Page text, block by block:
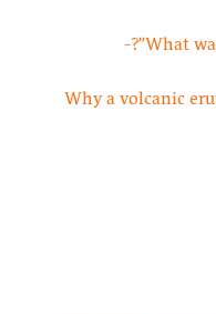
What
-Why a volcanic